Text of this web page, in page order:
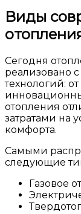
Виды
Сегодня
реализовано
технологий:
отопления
затратами на
комфорта.
Самыми
следующие
Газовое